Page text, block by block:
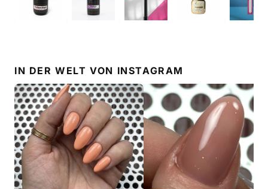
IN DER WELT VON INSTAGRAM